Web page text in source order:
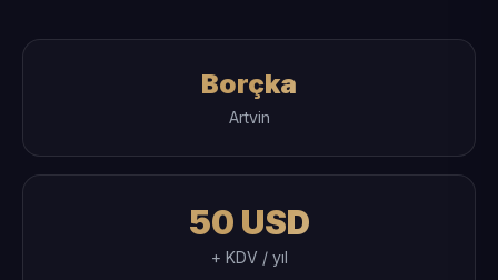
Borçka
Artvin
50 USD
+ KDV / yıl